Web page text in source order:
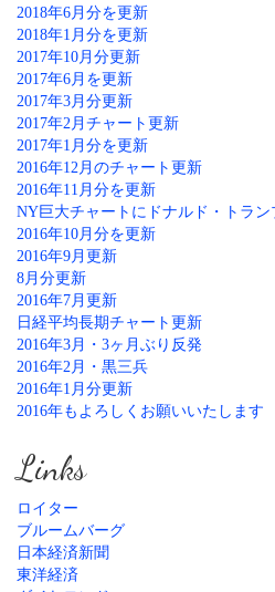
2018年6月分を更新
2018年1月分を更新
2017年10月分更新
2017年6月を更新
2017年3月分更新
2017年2月チャート更新
2017年1月分を更新
2016年12月のチャート更新
2016年11月分を更新
NY巨大チャートにドナルド・トラ
2016年10月分を更新
2016年9月更新
8月分更新
2016年7月更新
日経平均長期チャート更新
2016年3月・3ヶ月ぶり反発
2016年2月・黒三兵
2016年1月分更新
2016年もよろしくお願いいたします
Links
ロイター
ブルームバーグ
日本経済新聞
東洋経済